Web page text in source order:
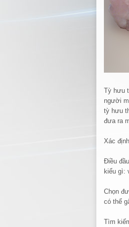
Tỳ hưu
người
tỳ hưu
đưa ra
Xác
Điều
kiểu gì:
Chọn
có thể
Tìm